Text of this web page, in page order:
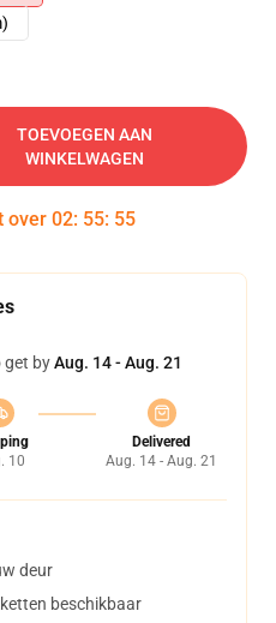
TOEVOEGEN AAN
WINKELWAGEN
over 02: 55: 54
get byAug. 14 - Aug. 21
10
Delivered
Aug. 14 - Aug. 21
deur
beschikbaar